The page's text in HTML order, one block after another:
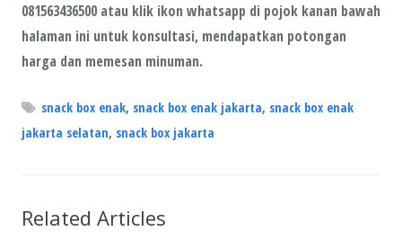
081563436500 atau klik ikon whatsapp di pojok kanan bawah
halaman ini untuk konsultasi, mendapatkan potongan
harga dan memesan minuman.
snack box enak, snack box enak jakarta, snack box enak
jakarta selatan, snack box jakarta
Related Articles